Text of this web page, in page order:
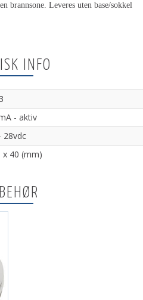
brannsone. Leveres uten base/sokkel
INFO
- aktiv
28vdc
x 40 (mm)